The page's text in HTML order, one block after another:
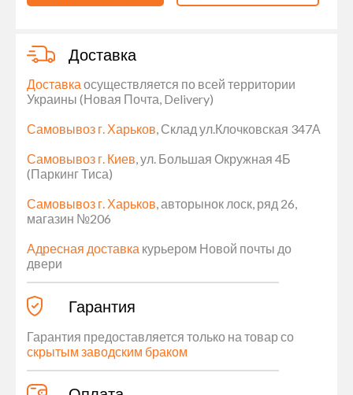
Доставка
Доставка осуществляется по всей территории
Украины (Новая Почта, Delivery)
Самовывоз г. Харьков, Склад ул.Клочковская 347А
Самовывоз г. Киев, ул. Большая Окружная 4Б
(Паркинг Тиса)
Самовывоз г. Харьков, авторынок лоск, ряд 26,
магазин №206
Адресная доставка курьером Новой почты до
двери
Гарантия
Гарантия предоставляется только на товар со
скрытым заводским браком